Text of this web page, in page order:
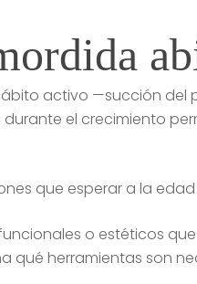
activo —succión del
el crecimiento
que esperar a la
o estéticos
qué herramientas son